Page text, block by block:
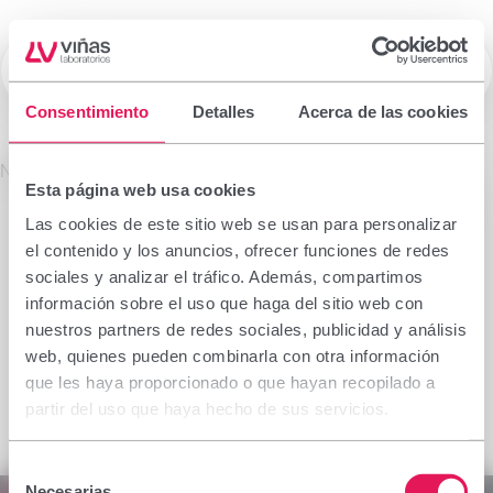
Consentimiento Detalles Acerca de las cookies
Esta página web usa cookies
Las cookies de este sitio web se usan para personalizar
el contenido y los anuncios, ofrecer funciones de redes
sociales y analizar el tráfico. Además, compartimos
información sobre el uso que haga del sitio web con
nuestros partners de redes sociales, publicidad y análisis
web, quienes pueden combinarla con otra información
que les haya proporcionado o que hayan recopilado a
partir del uso que haya hecho de sus servicios.
Laboratorios Viñas
No se encontró el producto solicitado.
Important notice
The information contained in this section is
intended only for the health professional authorised
to prescribe or dispense medicinal products for
which specialised training is required for proper
interpretation. If you do not belong to this group,
please refrain from continuing.
I declare I am a health professional with prescribing
or dispensing capacity in Spain.